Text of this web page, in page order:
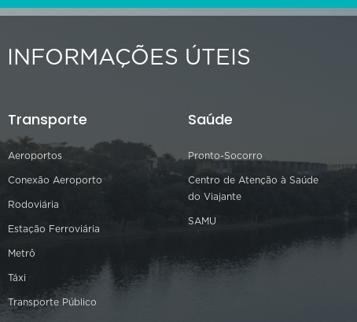
INFORMAÇÕES ÚTEIS
Transporte
Aeroportos
Conexão Aeroporto
Rodoviária
Estação Ferroviária
Metrô
Táxi
Transporte Público
Saúde
Pronto-Socorro
Centro de Atenção à Saúde
do Viajante
SAMU